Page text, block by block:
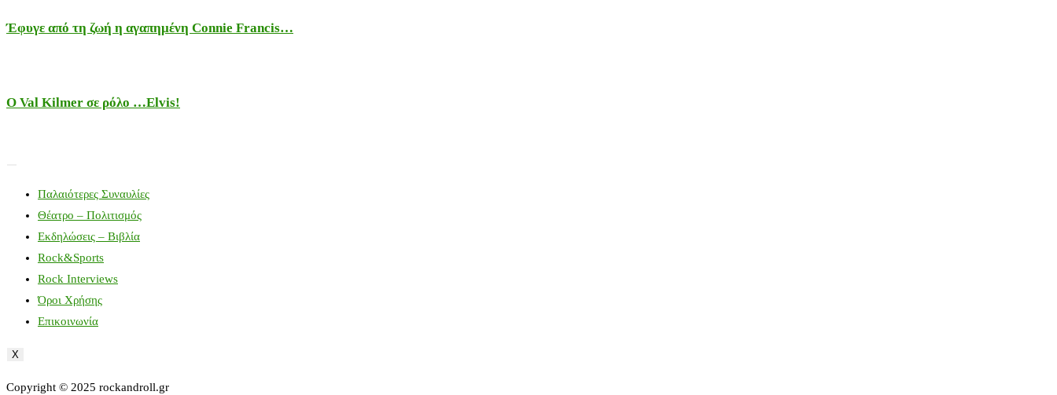
Έφυγε από τη ζωή η αγαπημένη Connie Francis…
Ο Val Kilmer σε ρόλο …Elvis!
Παλαιότερες Συναυλίες
Θέατρο – Πολιτισμός
Εκδηλώσεις – Βιβλία
Rock&Sports
Rock Interviews
Όροι Χρήσης
Επικοινωνία
X
Copyright © 2025 rockandroll.gr